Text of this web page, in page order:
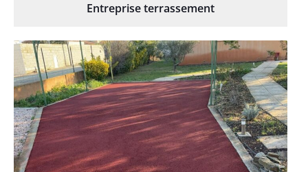
Entreprise terrassement